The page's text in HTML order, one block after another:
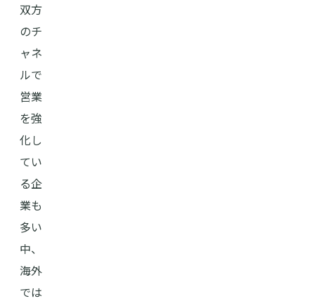
双方
のチ
ャネ
ルで
営業
を強
化し
てい
る企
業も
多い
中、
海外
では